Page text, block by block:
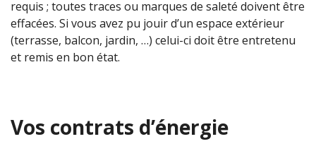
requis ; toutes traces ou marques de saleté doivent être
effacées. Si vous avez pu jouir d’un espace extérieur
(terrasse, balcon, jardin, …) celui-ci doit être entretenu
et remis en bon état.
Vos contrats d’énergie